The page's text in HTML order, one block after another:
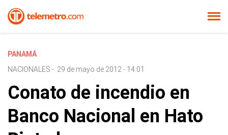
PANAMÁ
NACIONALES - 29 de mayo de 2012 - 14:01
Conato de incendio en
Banco Nacional en Hato